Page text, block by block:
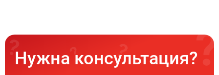
Нужна консультация?